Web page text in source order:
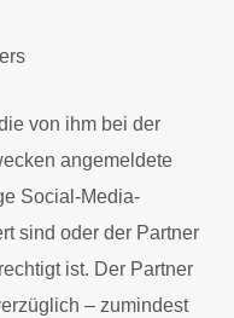
von ihm bei der
angemeldete
Social-Media-
sind oder der Partner
ist. Der Partner
– zumindest